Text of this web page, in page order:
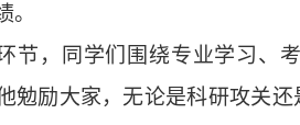
节，同学们围绕专业学习、
勉励大家，无论是科研攻关